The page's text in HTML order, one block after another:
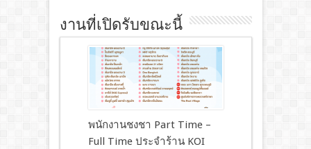
งานที่เปิดรับขณะนี้
พนักงานชงชา Part Time –
Full Time ประจำร้าน KOI